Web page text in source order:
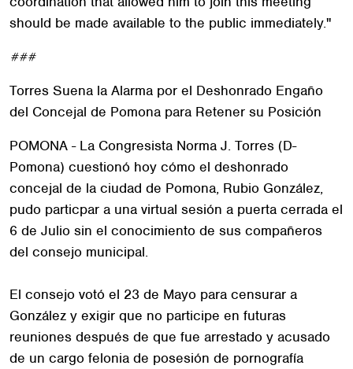
should be made available to the public immediately."
###
Torres Suena la Alarma por el Deshonrado Engaño
del Concejal de Pomona para Retener su Posición
POMONA - La Congresista Norma J. Torres (D-
Pomona) cuestionó hoy cómo el deshonrado
concejal de la ciudad de Pomona, Rubio González,
pudo particpar a una virtual sesión a puerta cerrada el
6 de Julio sin el conocimiento de sus compañeros
del consejo municipal.
El consejo votó el 23 de Mayo para censurar a
González y exigir que no participe en futuras
reuniones después de que fue arrestado y acusado
de un cargo felonia de posesión de pornografía